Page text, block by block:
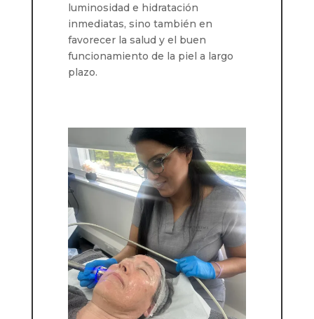
luminosidad e hidratación
inmediatas, sino también en
favorecer la salud y el buen
funcionamiento de la piel a largo
plazo.